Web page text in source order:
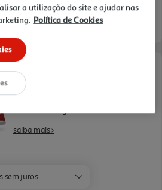
19/08/2026 e 20/08/2026
de Financiamento
saiba mais >
sem juros
a utilização do site e ajudar nas
Política de Cookies